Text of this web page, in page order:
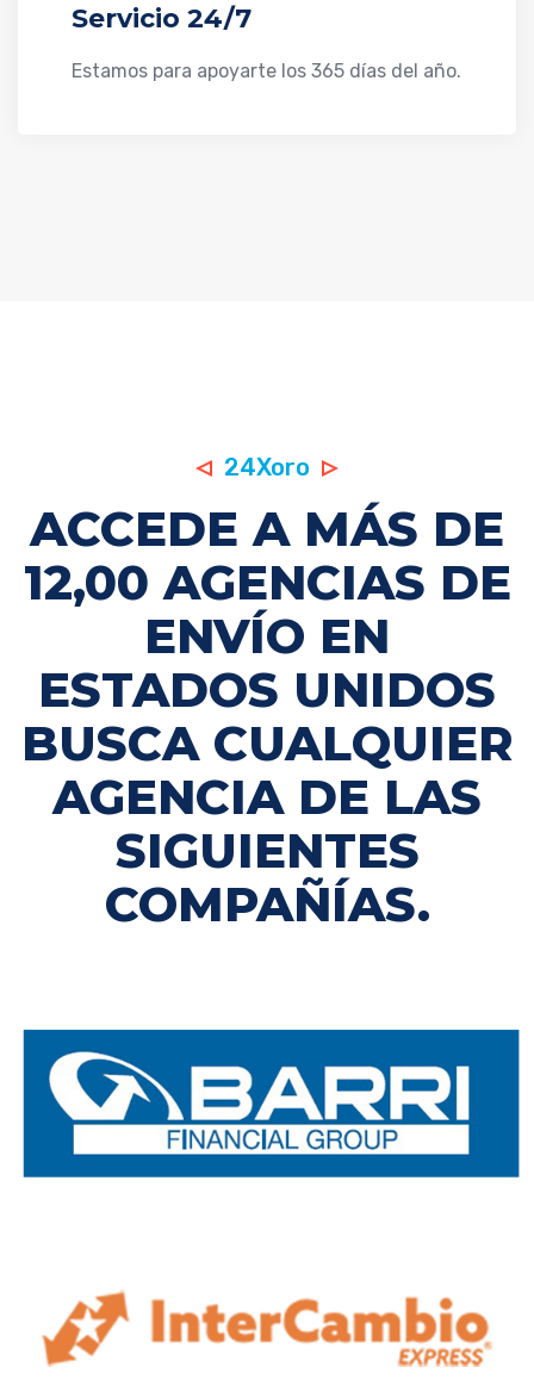
Servicio 24/7
Estamos para apoyarte los 365 días del año.
24Xoro
ACCEDE A MÁS DE
12,00 AGENCIAS DE
ENVÍO EN
ESTADOS UNIDOS
BUSCA CUALQUIER
AGENCIA DE LAS
SIGUIENTES
COMPAÑÍAS.